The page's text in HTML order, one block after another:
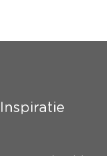
Inspiratie